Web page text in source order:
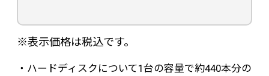
※表示価格は税込です。
・ハードディスクについて1台の容量で約440本分の